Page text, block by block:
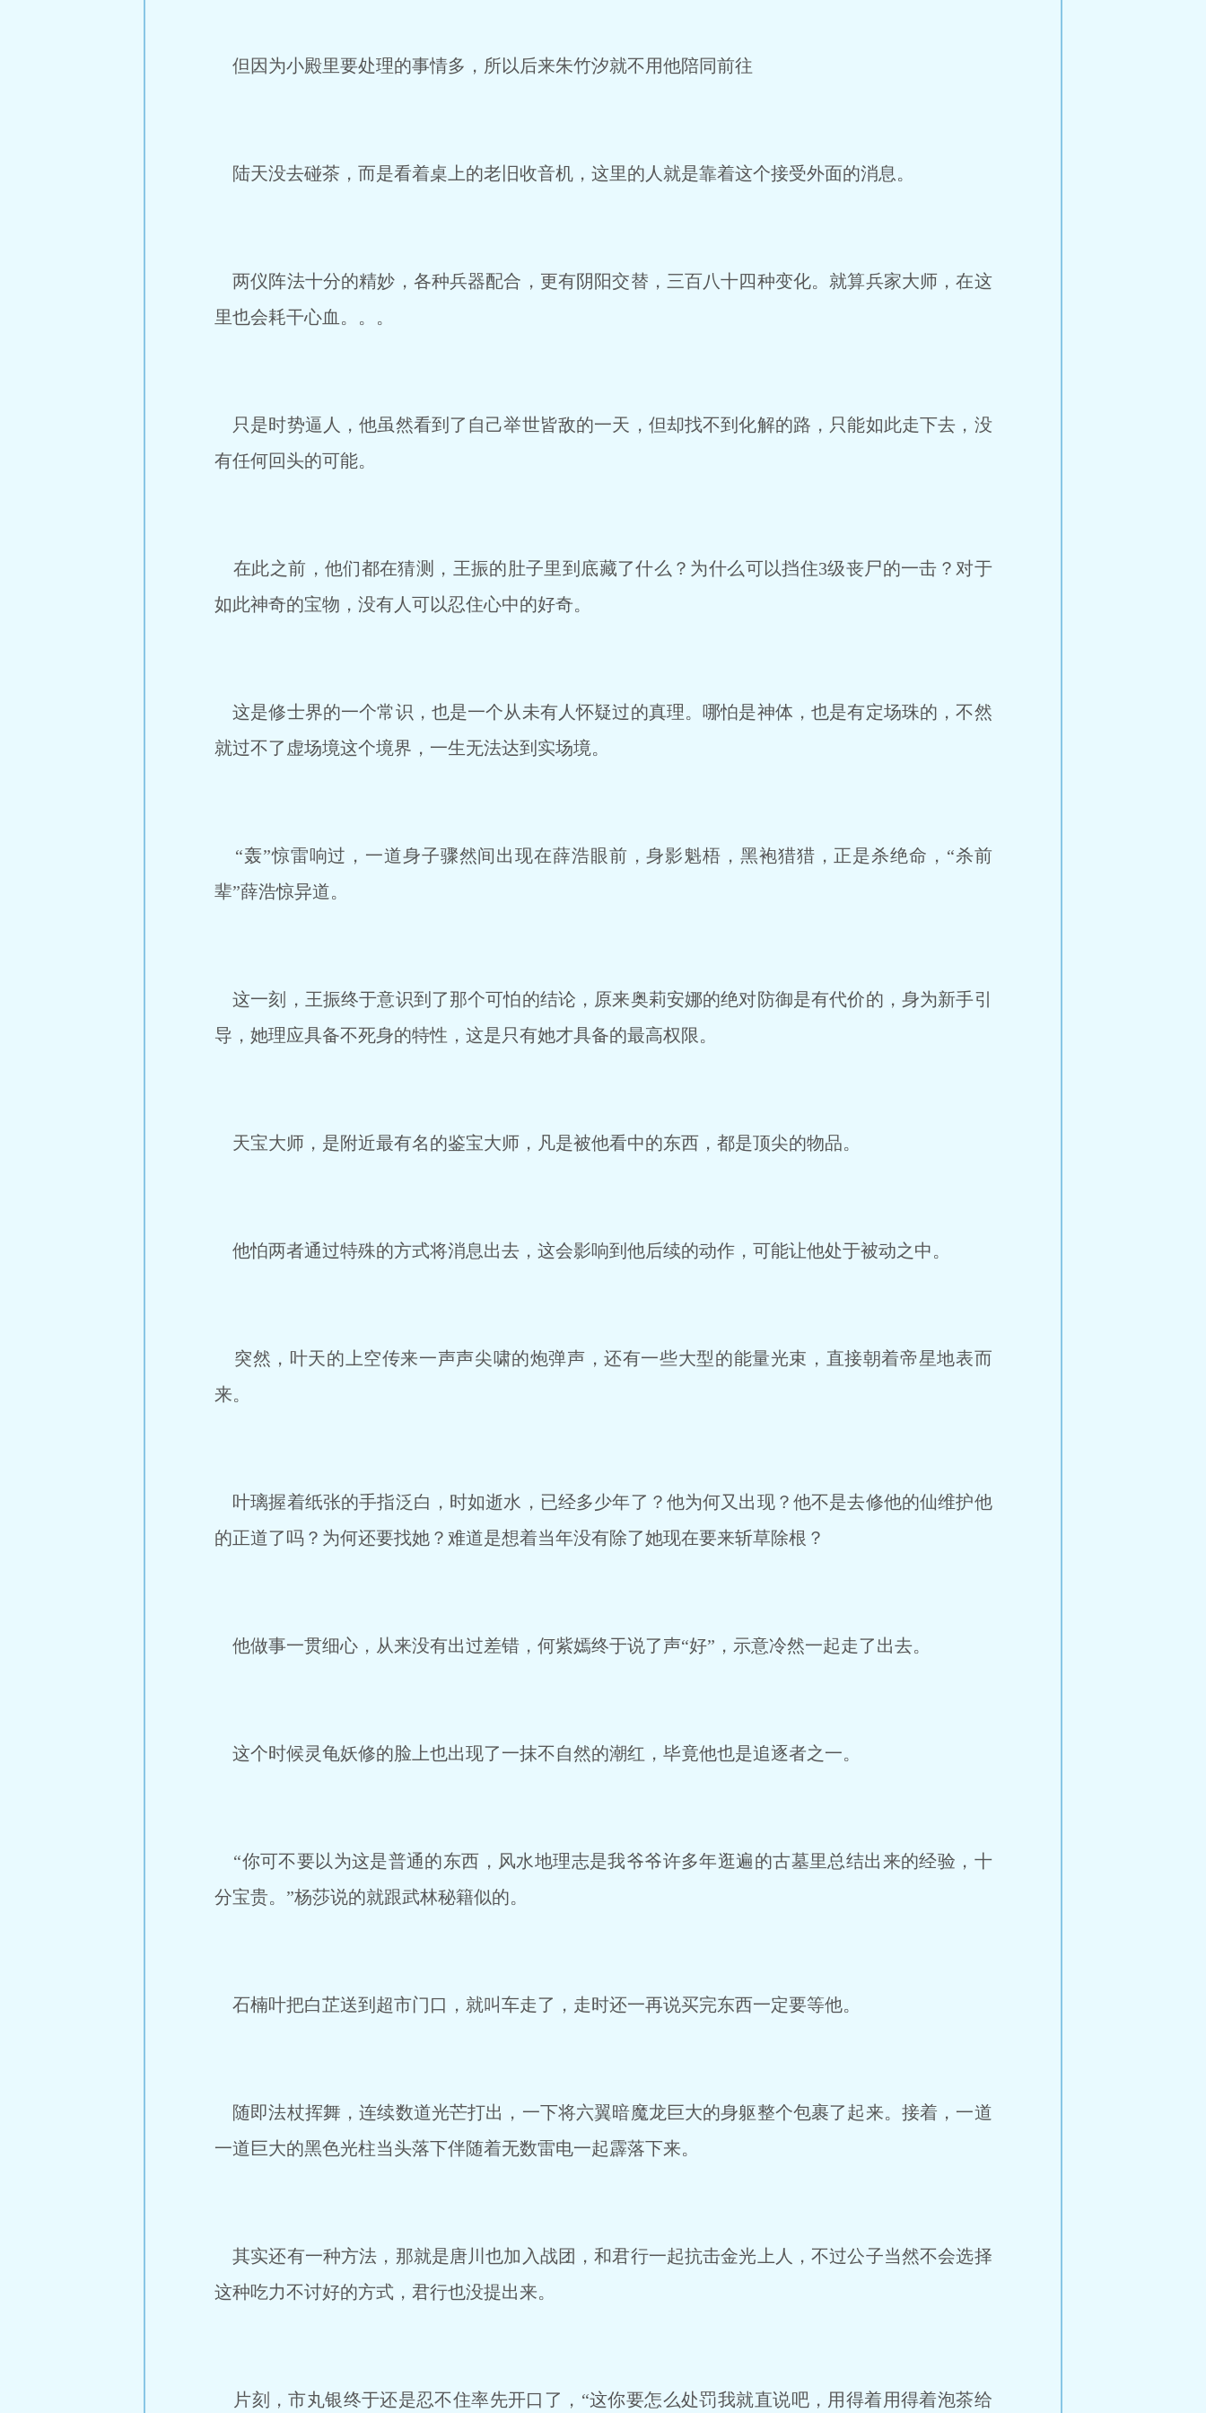
但因为小殿里要处理的事情多，所以后来朱竹汐就不用他陪同前往
陆天没去碰茶，而是看着桌上的老旧收音机，这里的人就是靠着这个接受外面的消息。
两仪阵法十分的精妙，各种兵器配合，更有阴阳交替，三百八十四种变化。就算兵家大师，在这
里也会耗干心血。。。
只是时势逼人，他虽然看到了自己举世皆敌的一天，但却找不到化解的路，只能如此走下去，没
有任何回头的可能。
在此之前，他们都在猜测，王振的肚子里到底藏了什么？为什么可以挡住3级丧尸的一击？对于
如此神奇的宝物，没有人可以忍住心中的好奇。
这是修士界的一个常识，也是一个从未有人怀疑过的真理。哪怕是神体，也是有定场珠的，不然
就过不了虚场境这个境界，一生无法达到实场境。
“轰”惊雷响过，一道身子骤然间出现在薛浩眼前，身影魁梧，黑袍猎猎，正是杀绝命，“杀前
辈”薛浩惊异道。
这一刻，王振终于意识到了那个可怕的结论，原来奥莉安娜的绝对防御是有代价的，身为新手引
导，她理应具备不死身的特性，这是只有她才具备的最高权限。
天宝大师，是附近最有名的鉴宝大师，凡是被他看中的东西，都是顶尖的物品。
他怕两者通过特殊的方式将消息出去，这会影响到他后续的动作，可能让他处于被动之中。
突然，叶天的上空传来一声声尖啸的炮弹声，还有一些大型的能量光束，直接朝着帝星地表而
来。
叶璃握着纸张的手指泛白，时如逝水，已经多少年了？他为何又出现？他不是去修他的仙维护他
的正道了吗？为何还要找她？难道是想着当年没有除了她现在要来斩草除根？
他做事一贯细心，从来没有出过差错，何紫嫣终于说了声“好”，示意冷然一起走了出去。
这个时候灵龟妖修的脸上也出现了一抹不自然的潮红，毕竟他也是追逐者之一。
“你可不要以为这是普通的东西，风水地理志是我爷爷许多年逛遍的古墓里总结出来的经验，十
分宝贵。”杨莎说的就跟武林秘籍似的。
石楠叶把白芷送到超市门口，就叫车走了，走时还一再说买完东西一定要等他。
随即法杖挥舞，连续数道光芒打出，一下将六翼暗魔龙巨大的身躯整个包裹了起来。接着，一道
一道巨大的黑色光柱当头落下伴随着无数雷电一起霹落下来。
其实还有一种方法，那就是唐川也加入战团，和君行一起抗击金光上人，不过公子当然不会选择
这种吃力不讨好的方式，君行也没提出来。
片刻，市丸银终于还是忍不住率先开口了，“这你要怎么处罚我就直说吧，用得着用得着泡茶给